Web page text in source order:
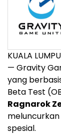
KUALA
— Gravity
yang
Beta Test
Ragnarok
spesial.